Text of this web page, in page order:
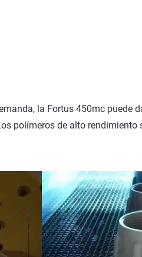
la Fortus 450mc puede
polímeros de alto